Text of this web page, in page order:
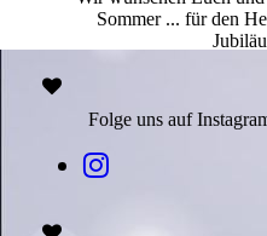
Sommer ... für den
Folge uns auf